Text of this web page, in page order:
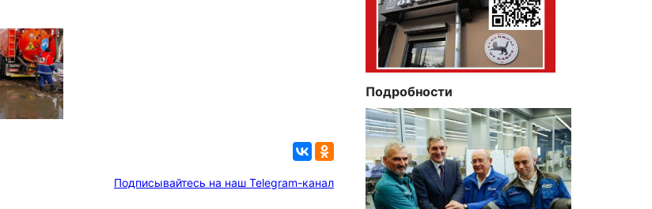
Подписывайтесь на наш Telegram-канал
Подробности